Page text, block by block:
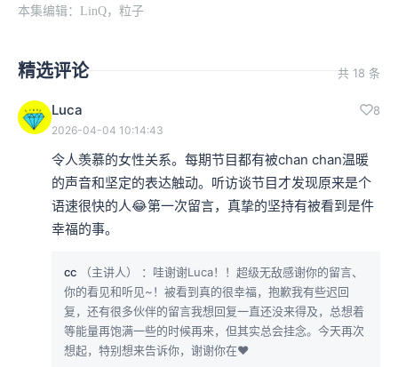
本集编辑：LinQ，粒子
精选评论 共 18 条
Luca 8
2026-04-04 10:14:43
令人羡慕的女性关系。每期节目都有被chan chan温暖
的声音和坚定的表达触动。听访谈节目才发现原来是个
语速很快的人😂第一次留言，真挚的坚持有被看到是件
幸福的事。
cc （主讲人）
：哇谢谢Luca！！超级无敌感谢你的留言、
你的看见和听见~！被看到真的很幸福，抱歉我有些迟回
复，还有很多伙伴的留言我想回复一直还没来得及，总想着
等能量再饱满一些的时候再来，但其实总会挂念。今天再次
想起，特别想来告诉你，谢谢你在❤️